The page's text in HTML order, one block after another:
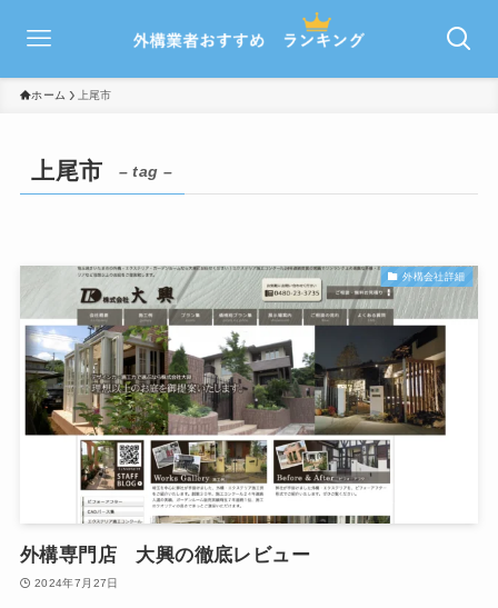
ホーム 上尾市
上尾市 – tag –
外構会社詳細
外構専門店 大興の徹底レビュー
2024年7月27日